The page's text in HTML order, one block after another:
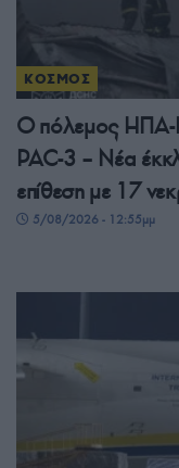
ΚΟΣΜΟΣ
Ο πόλεμος ΗΠΑ-
PAC-3 – Νέα
επίθεση με 17
5/08/2026 - 12:55μμ